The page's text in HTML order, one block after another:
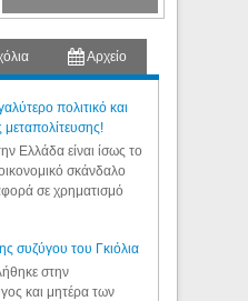
Αρχείο
πολιτικό και
μεταπολίτευσης!
Ελλάδα είναι ίσως το
σκάνδαλο
σε χρηματισμό
συζύγου του Γκιόλια
στην
και μητέρα των